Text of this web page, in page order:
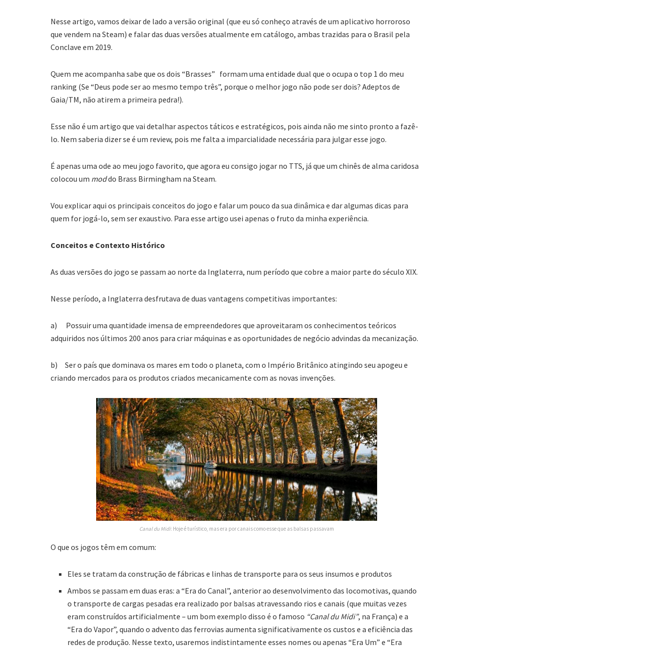
Nesse artigo, vamos deixar de lado a versão original (que eu só conheço através de um aplicativo horroroso
que vendem na Steam) e falar das duas versões atualmente em catálogo, ambas trazidas para o Brasil pela
Conclave em 2019.
Quem me acompanha sabe que os dois “Brasses” formam uma entidade dual que o ocupa o top 1 do meu
ranking (Se “Deus pode ser ao mesmo tempo três”, porque o melhor jogo não pode ser dois? Adeptos de
Gaia/TM, não atirem a primeira pedra!).
Esse não é um artigo que vai detalhar aspectos táticos e estratégicos, pois ainda não me sinto pronto a fazê-
lo. Nem saberia dizer se é um review, pois me falta a imparcialidade necessária para julgar esse jogo.
É apenas uma ode ao meu jogo favorito, que agora eu consigo jogar no TTS, já que um chinês de alma caridosa
colocou um moddo Brass Birmingham na Steam.
Vou explicar aqui os principais conceitos do jogo e falar um pouco da sua dinâmica e dar algumas dicas para
quem for jogá-lo, sem ser exaustivo. Para esse artigo usei apenas o fruto da minha experiência.
Conceitos e Contexto Histórico
As duas versões do jogo se passam ao norte da Inglaterra, num período que cobre a maior parte do século XIX.
Nesse período, a Inglaterra desfrutava de duas vantagens competitivas importantes:
a) Possuir uma quantidade imensa de empreendedores que aproveitaram os conhecimentos teóricos
adquiridos nos últimos 200 anos para criar máquinas e as oportunidades de negócio advindas da mecanização.
b) Ser o país que dominava os mares em todo o planeta, com o Império Britânico atingindo seu apogeu e
criando mercados para os produtos criados mecanicamente com as novas invenções.
Canal du Midi: Hoje é turístico, mas era por canais como esse que as balsas passavam
O que os jogos têm em comum:
Eles se tratam da construção de fábricas e linhas de transporte para os seus insumos e produtos
Ambos se passam em duas eras: a “Era do Canal”, anterior ao desenvolvimento das locomotivas, quando
o transporte de cargas pesadas era realizado por balsas atravessando rios e canais (que muitas vezes
eram construídos artificialmente – um bom exemplo disso é o famoso “Canal du Midi”, na França) e a
“Era do Vapor”, quando o advento das ferrovias aumenta significativamente os custos e a eficiência das
redes de produção. Nesse texto, usaremos indistintamente esses nomes ou apenas “Era Um” e “Era